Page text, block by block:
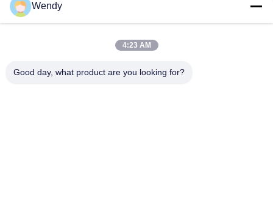
Droge en Natte Samengestelde Zoute de Testkamer 60L 120L
NSS Aass Cass van de Nevelcorrosie
De Kamer van de de Vochtigheidstest van de
Wendy
4:23 AM
Good day, what product are you looking for?